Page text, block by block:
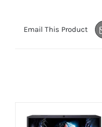
Email This Product